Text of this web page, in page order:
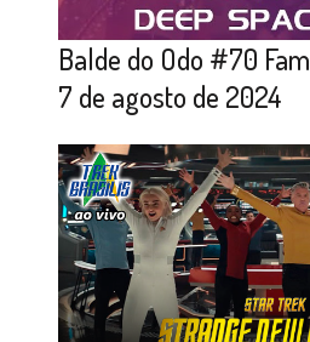
Balde do Odo #70
7 de agosto de 2024